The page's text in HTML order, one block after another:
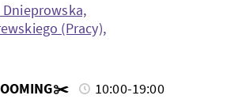
(Pracy),
10:00-19:00